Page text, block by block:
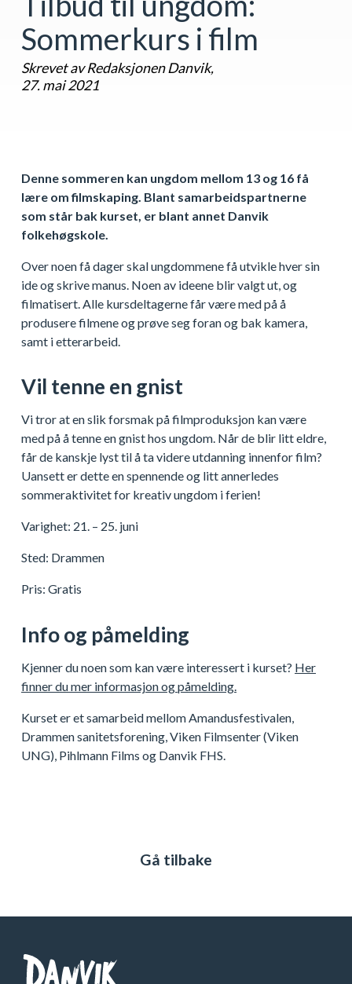
Sommerkurs i film
Skrevet av Redaksjonen Danvik,
27. mai 2021
Denne sommeren kan ungdom mellom 13 og 16 få
lære om filmskaping. Blant samarbeidspartnerne
som står bak kurset, er blant annet Danvik
folkehøgskole.
Over noen få dager skal ungdommene få utvikle hver sin
ide og skrive manus. Noen av ideene blir valgt ut, og
filmatisert. Alle kursdeltagerne får være med på å
produsere filmene og prøve seg foran og bak kamera,
samt i etterarbeid.
Vil tenne en gnist
Vi tror at en slik forsmak på filmproduksjon kan være
med på å tenne en gnist hos ungdom. Når de blir litt eldre,
får de kanskje lyst til å ta videre utdanning innenfor film?
Uansett er dette en spennende og litt annerledes
sommeraktivitet for kreativ ungdom i ferien!
Varighet: 21. – 25. juni
Sted: Drammen
Pris: Gratis
Info og påmelding
Kjenner du noen som kan være interessert i kurset? Her
finner du mer informasjon og påmelding.
Kurset er et samarbeid mellom Amandusfestivalen,
Drammen sanitetsforening, Viken Filmsenter (Viken
UNG), Pihlmann Films og Danvik FHS.
Gå tilbake